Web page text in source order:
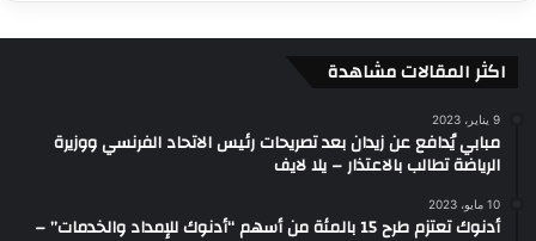
اكثر المقالات مشاهدة
9 يناير، 2023
مبابي يُدافع عن زيدان بعد تصريحات رئيس الاتحاد الفرنسي ووزيرة
الرياضة تطالب بالاعتذار – يلا لايف
10 مايو، 2023
أدنوك تعتزم طرح 15 بالمئة من أسهم “أدنوك للإمداد والخدمات” –